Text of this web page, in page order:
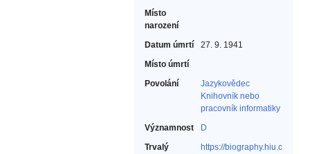
Místo
narození
Datum úmrtí
27. 9. 1941
Místo úmrtí
Povolání
Jazykovědec‎
Knihovník nebo
pracovník informatiky‎
Významnost
D
Trvalý
https://biography.hiu.c